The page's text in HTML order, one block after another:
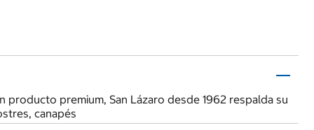
producto premium, San Lázaro desde 1962 respalda su
canapés